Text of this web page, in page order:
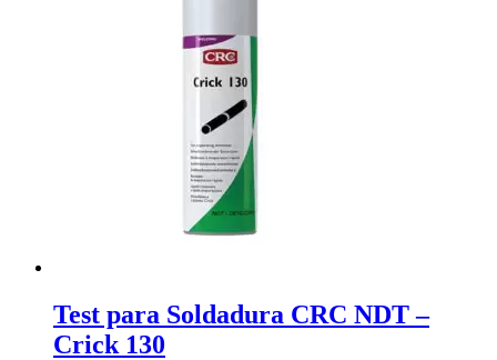
Test para Soldadura CRC NDT –
Crick 130